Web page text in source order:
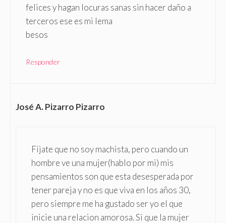
felices y hagan locuras sanas sin hacer daño a
terceros ese es mi lema
besos
Responder
José A. Pizarro Pizarro
Fijate que no soy machista, pero cuando un
hombre ve una mujer(hablo por mi) mis
pensamientos son que esta desesperada por
tener pareja y no es que viva en los años 30,
pero siempre me ha gustado ser yo el que
inicie una relacion amorosa. Si que la mujer